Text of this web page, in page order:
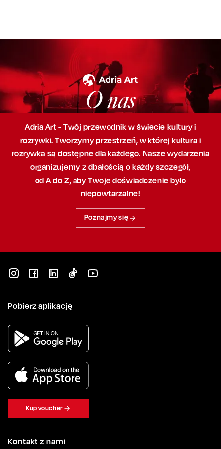
O nas
Adria Art - Twój przewodnik w świecie kultury i
rozrywki. Tworzymy przestrzeń,w której kultura i
rozrywka są dostępne dla każdego. Nasze wydarzenia
organizujemy z dbałością o każdy szczegół,
od A do Z, abyTwoje doświadczenie było
niepowtarzalne!
Poznajmy się
Kontakt z nami
Pobierz aplikację
Kup voucher